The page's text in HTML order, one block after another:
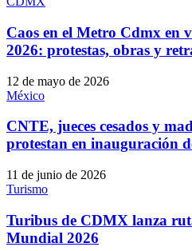
Caos en el Metro Cdmx en
2026: protestas, obras y
12 de mayo de 2026
México
CNTE, jueces cesados y
protestan en inauguración
11 de junio de 2026
Turismo
Turibus de CDMX lanza
Mundial 2026